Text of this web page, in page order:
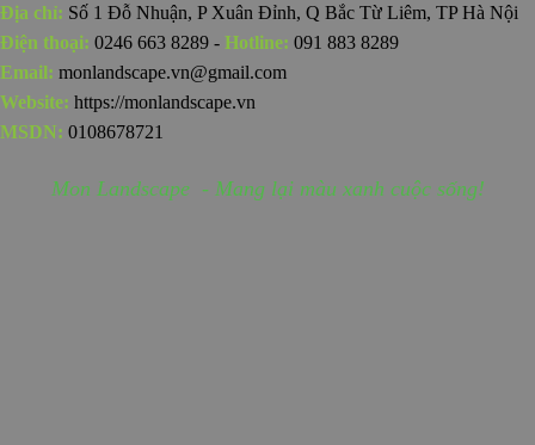
Địa chỉ: Số 1 Đỗ Nhuận, P Xuân Đỉnh, Q Bắc Từ Liêm, TP Hà Nội
Điện thoại: 0246 663 8289 - Hotline: 091 883 8289
Email: monlandscape.vn@gmail.com
Website: https://monlandscape.vn
MSDN: 0108678721
Mon Landscape - Mang lại màu xanh cuộc sống!